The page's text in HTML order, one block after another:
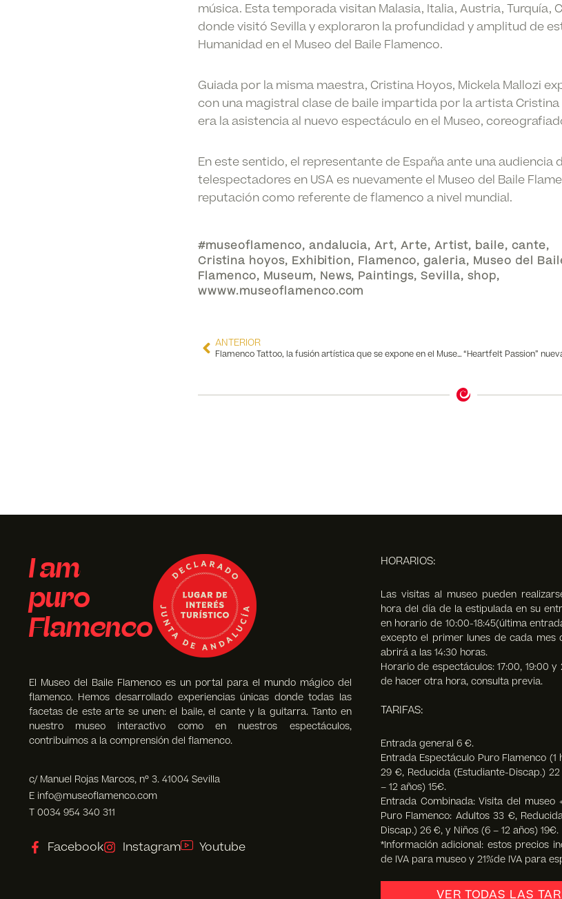
música. Esta temporada visitan Malasia, Italia, Austria, Turquía,
donde visitó Sevilla y exploraron la profundidad y amplitud de
Humanidad en el Museo del Baile Flamenco.
Guiada por la misma maestra, Cristina Hoyos, Mickela Mallozi
con una magistral clase de baile impartida por la artista Cristina
era la asistencia al nuevo espectáculo en el Museo,
En este sentido, el representante de España ante una audiencia
telespectadores en USA es nuevamente el Museo del Baile
reputación como referente de flamenco a nivel mundial.
#museoflamenco, andalucia,Art,Arte,Artist, baile, cante,
Cristina hoyos, Exhibition, Flamenco,galeria, Museo del
Flamenco, Museum, News, Paintings,Sevilla, shop,
wwww.museoflamenco.com
ANTERIOR
Flamenco Tattoo, la fusión artística que se expone en el Museo del Baile Flamenco
I am
puro
Flamenco
El Museo del Baile Flamenco es un portal para el mundo mágico del
flamenco. Hemos desarrollado experiencias únicas donde todas las
facetas de este arte se unen: el baile, el cante y la guitarra. Tanto en
nuestro museo interactivo como en nuestros espectáculos,
contribuimos a la comprensión del flamenco.
c/ Manuel Rojas Marcos, nº 3. 41004 Sevilla
E info@museoflamenco.com
T 0034 954 340 311
Facebook Instagram Youtube
HORARIOS:
Las visitas al museo pueden
hora del día de la estipulada en su
en horario de 10:00-18:45(última
excepto el primer lunes de cada mes
abrirá a las 14:30 horas.
Horario de espectáculos: 17:00, 19:00 y
de hacer otra hora, consulta previa.
TARIFAS:
Entrada general 6 €.
Entrada Espectáculo Puro Flamenco (1
29 €, Reducida (Estudiante-Discap.)
– 12 años) 15€.
Entrada Combinada: Visita del museo
Puro Flamenco: Adultos 33 €,
Discap.) 26 €, y Niños (6 – 12 años) 19€.
*Información adicional: estos precios
de IVA para museo y 21%de IVA para
VER TODAS LAS